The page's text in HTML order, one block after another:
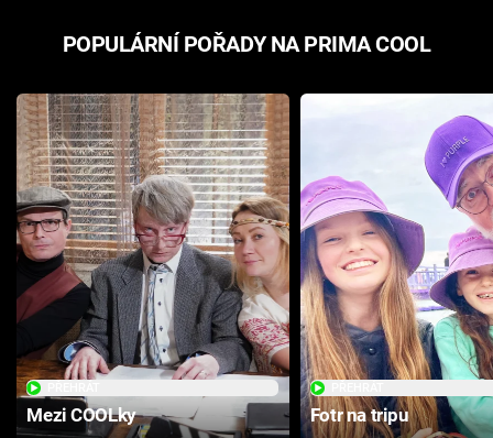
POPULÁRNÍ POŘADY NA PRIMA COOL
Mezi COOLky Fotr na tripu